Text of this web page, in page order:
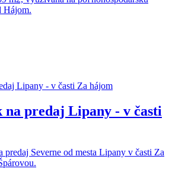
Hájom.
na predaj Lipany - v časti
predaj Severne od mesta Lipany v časti Za